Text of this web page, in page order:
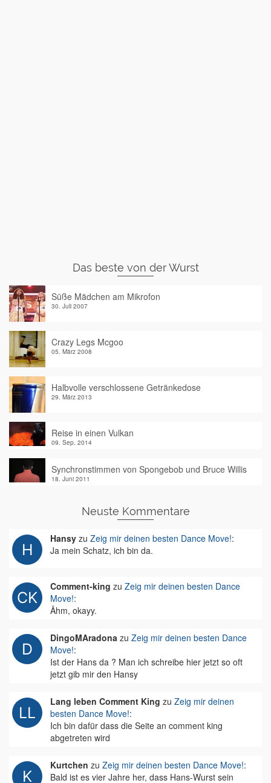
Das beste von der Wurst
Süße Mädchen am Mikrofon
30. Juli 2007
Crazy Legs Mcgoo
05. März 2008
Halbvolle verschlossene Getränkedose
29. März 2013
Reise in einen Vulkan
09. Sep. 2014
Synchronstimmen von Spongebob und Bruce Willis
18. Juni 2011
Neuste Kommentare
Hansy zu Zeig mir deinen besten Dance Move!:
Ja mein Schatz, ich bin da.
Comment-king zu Zeig mir deinen besten Dance
Move!:
Ähm, okayy.
DingoMAradona zu Zeig mir deinen besten Dance
Move!:
Ist der Hans da ? Man ich schreibe hier jetzt so oft
jetzt gib mir den Hansy
Lang leben Comment King zu Zeig mir deinen
besten Dance Move!:
Ich bin dafür dass die Seite an comment king
abgetreten wird
Kurtchen zu Zeig mir deinen besten Dance Move!:
Bald ist es vier Jahre her, dass Hans-Wurst sein